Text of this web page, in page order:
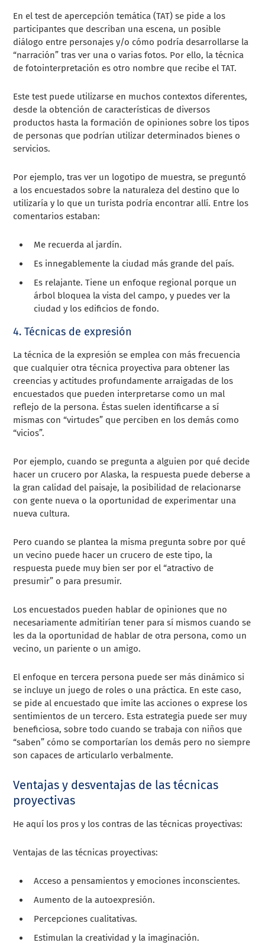
En el test de apercepción temática (TAT) se pide a los
participantes que describan una escena, un posible
diálogo entre personajes y/o cómo podría desarrollarse la
“narración” tras ver una o varias fotos. Por ello, la técnica
de fotointerpretación es otro nombre que recibe el TAT.
Este test puede utilizarse en muchos contextos diferentes,
desde la obtención de características de diversos
productos hasta la formación de opiniones sobre los tipos
de personas que podrían utilizar determinados bienes o
servicios.
Por ejemplo, tras ver un logotipo de muestra, se preguntó
a los encuestados sobre la naturaleza del destino que lo
utilizaría y lo que un turista podría encontrar allí. Entre los
comentarios estaban:
Me recuerda al jardín.
Es innegablemente la ciudad más grande del país.
Es relajante. Tiene un enfoque regional porque un
árbol bloquea la vista del campo, y puedes ver la
ciudad y los edificios de fondo.
4. Técnicas de expresión
La técnica de la expresión se emplea con más frecuencia
que cualquier otra técnica proyectiva para obtener las
creencias y actitudes profundamente arraigadas de los
encuestados que pueden interpretarse como un mal
reflejo de la persona. Éstas suelen identificarse a sí
mismas con “virtudes” que perciben en los demás como
“vicios”.
Por ejemplo, cuando se pregunta a alguien por qué decide
hacer un crucero por Alaska, la respuesta puede deberse a
la gran calidad del paisaje, la posibilidad de relacionarse
con gente nueva o la oportunidad de experimentar una
nueva cultura.
Pero cuando se plantea la misma pregunta sobre por qué
un vecino puede hacer un crucero de este tipo, la
respuesta puede muy bien ser por el “atractivo de
presumir” o para presumir.
Los encuestados pueden hablar de opiniones que no
necesariamente admitirían tener para sí mismos cuando se
les da la oportunidad de hablar de otra persona, como un
vecino, un pariente o un amigo.
El enfoque en tercera persona puede ser más dinámico si
se incluye un juego de roles o una práctica. En este caso,
se pide al encuestado que imite las acciones o exprese los
sentimientos de un tercero. Esta estrategia puede ser muy
beneficiosa, sobre todo cuando se trabaja con niños que
“saben” cómo se comportarían los demás pero no siempre
son capaces de articularlo verbalmente.
Ventajas y desventajas de las técnicas
proyectivas
He aquí los pros y los contras de las técnicas proyectivas:
Ventajas de las técnicas proyectivas:
Acceso a pensamientos y emociones inconscientes.
Aumento de la autoexpresión.
Percepciones cualitativas.
Estimulan la creatividad y la imaginación.